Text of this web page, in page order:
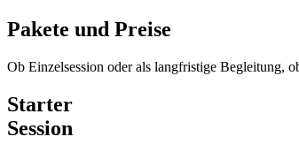
Pakete und Preise
Ob Einzelsession oder als langfristige Begleitung,
Starter
Session